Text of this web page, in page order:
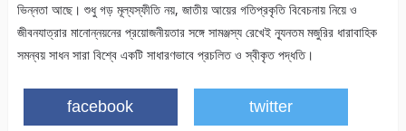
ভিন্নতা আছে। শুধু গড় মূল্যস্ফীতি নয়, জাতীয় আয়ের গতিপ্রকৃতি বিবেচনায় নিয়ে ও
জীবনযাত্রার মানোন্নয়নের প্রয়োজনীয়তার সঙ্গে সামঞ্জস্য রেখেই ন্যূনতম মজুরির ধারাবাহিক
সমন্বয় সাধন সারা বিশ্বে একটি সাধারণভাবে প্রচলিত ও স্বীকৃত পদ্ধতি।
facebook twitter